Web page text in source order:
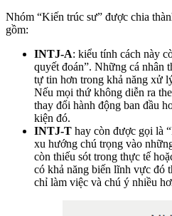
Nhóm “Kiến trúc sư” được chia
gồm:
INTJ-A: kiểu tính cách này
quyết đoán”. Những cá
tự tin hơn trong khả năng xử
Nếu mọi thứ không diễn ra
thay đổi hành động ban đầu
kiện đó.
INTJ-T hay còn được gọi là
xu hướng chú trọng vào
còn thiếu sót trong thực tế
có khả năng biến lĩnh vực đó
chỉ làm việc và chú ý nhiều